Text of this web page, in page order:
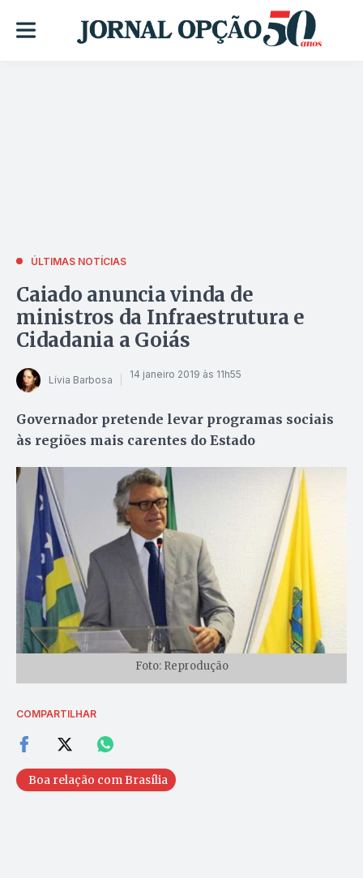
ÚLTIMAS NOTÍCIAS
Caiado anuncia vinda de
ministros da Infraestrutura e
Cidadania a Goiás
Lívia Barbosa 14 janeiro 2019 às 11h55
Governador pretende levar programas sociais
às regiões mais carentes do Estado
Foto: Reprodução
COMPARTILHAR
Boa relação com Brasília